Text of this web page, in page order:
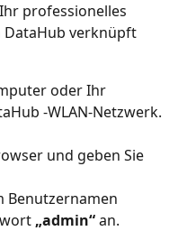
professionelles
DataHub verknüpft
oder Ihr
-WLAN-Netzwerk.
und geben Sie
Benutzernamen
„admin“ an.